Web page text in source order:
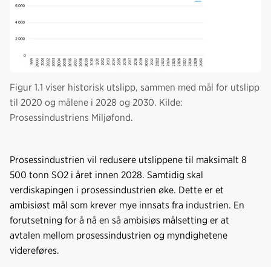
Figur 1.1 viser historisk utslipp, sammen med mål for utslipp
til 2020 og målene i 2028 og 2030. Kilde:
Prosessindustriens Miljøfond.
Prosessindustrien vil redusere utslippene til maksimalt 8
500 tonn SO2 i året innen 2028. Samtidig skal
verdiskapingen i prosessindustrien øke. Dette er et
ambisiøst mål som krever mye innsats fra industrien. En
forutsetning for å nå en så ambisiøs målsetting er at
avtalen mellom prosessindustrien og myndighetene
videreføres.